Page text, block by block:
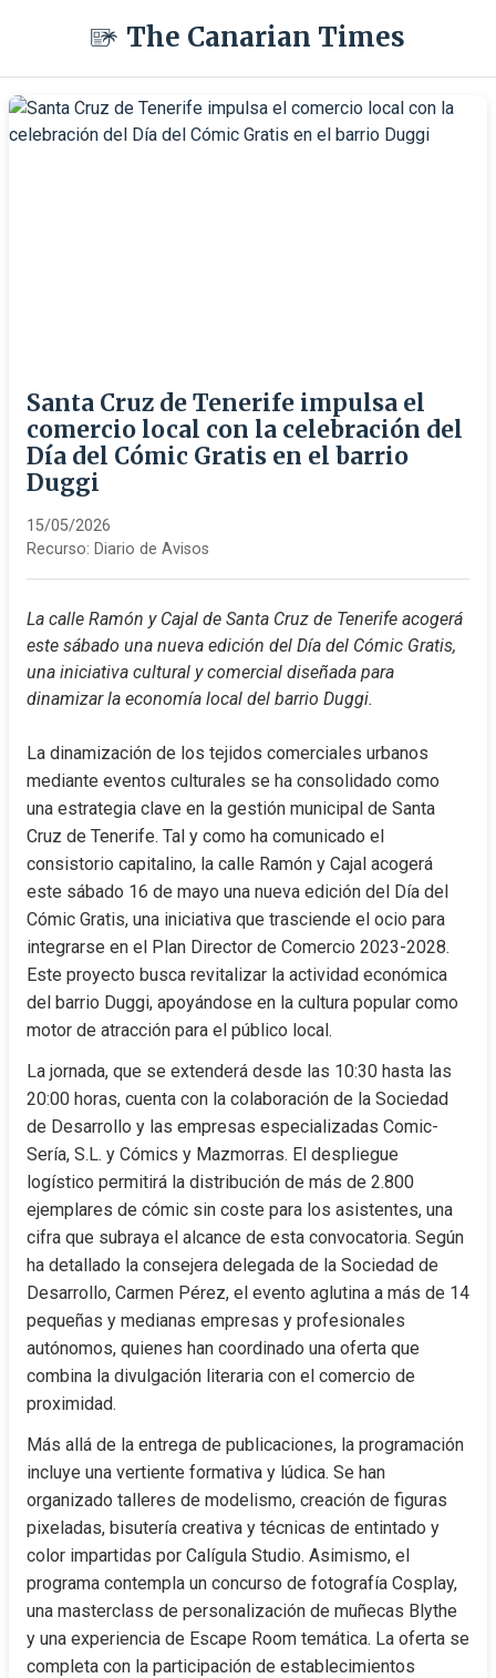
The Canarian Times
Santa Cruz de Tenerife impulsa el
comercio local con la celebración del
Día del Cómic Gratis en el barrio
Duggi
15/05/2026
Recurso: Diario de Avisos
La calle Ramón y Cajal de Santa Cruz de Tenerife acogerá
este sábado una nueva edición del Día del Cómic Gratis,
una iniciativa cultural y comercial diseñada para
dinamizar la economía local del barrio Duggi.
La dinamización de los tejidos comerciales urbanos
mediante eventos culturales se ha consolidado como
una estrategia clave en la gestión municipal de Santa
Cruz de Tenerife. Tal y como ha comunicado el
consistorio capitalino, la calle Ramón y Cajal acogerá
este sábado 16 de mayo una nueva edición del Día del
Cómic Gratis, una iniciativa que trasciende el ocio para
integrarse en el Plan Director de Comercio 2023-2028.
Este proyecto busca revitalizar la actividad económica
del barrio Duggi, apoyándose en la cultura popular como
motor de atracción para el público local.
La jornada, que se extenderá desde las 10:30 hasta las
20:00 horas, cuenta con la colaboración de la Sociedad
de Desarrollo y las empresas especializadas Comic-
Sería, S.L. y Cómics y Mazmorras. El despliegue
logístico permitirá la distribución de más de 2.800
ejemplares de cómic sin coste para los asistentes, una
cifra que subraya el alcance de esta convocatoria. Según
ha detallado la consejera delegada de la Sociedad de
Desarrollo, Carmen Pérez, el evento aglutina a más de 14
pequeñas y medianas empresas y profesionales
autónomos, quienes han coordinado una oferta que
combina la divulgación literaria con el comercio de
proximidad.
Más allá de la entrega de publicaciones, la programación
incluye una vertiente formativa y lúdica. Se han
organizado talleres de modelismo, creación de figuras
pixeladas, bisutería creativa y técnicas de entintado y
color impartidas por Calígula Studio. Asimismo, el
programa contempla un concurso de fotografía Cosplay,
una masterclass de personalización de muñecas Blythe
y una experiencia de Escape Room temática. La oferta se
completa con la participación de establecimientos